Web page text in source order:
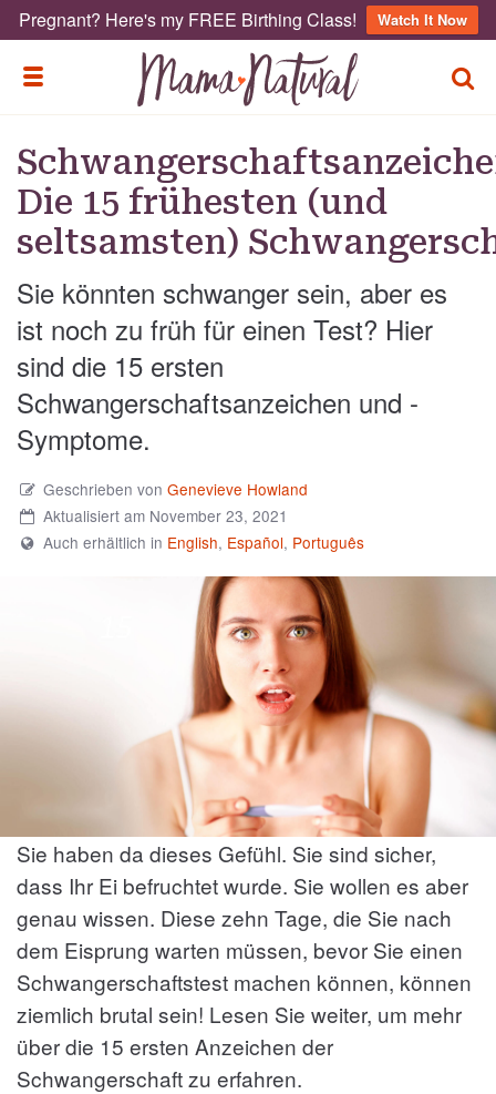
Pregnant? Here's my FREE Birthing Class! Watch It Now
TOGGLE MENU
Die 15 frühesten (und
seltsamsten)
Sie könnten schwanger sein, aber es
ist noch zu früh für einen Test? Hier
sind die 15 ersten
Schwangerschaftsanzeichen und -
Symptome.
Geschrieben vonGenevieve Howland
Aktualisiert am November 23, 2021
Auch erhältlich in English, Español, Português
Sie haben da dieses Gefühl. Sie sind sicher,
dass Ihr Ei befruchtet wurde. Sie wollen es aber
genau wissen. Diese zehn Tage, die Sie nach
dem Eisprung warten müssen, bevor Sie einen
Schwangerschaftstest machen können, können
ziemlich brutal sein! Lesen Sie weiter, um mehr
über die 15 ersten Anzeichen der
Schwangerschaft zu erfahren.